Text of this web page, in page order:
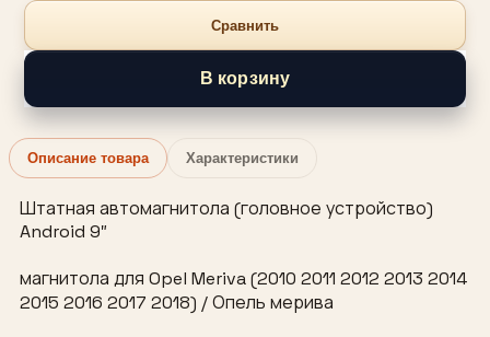
Сравнить
В корзину
Описание товара Характеристики
Штатная автомагнитола (головное устройство)
Android 9″
магнитола для Opel Meriva (2010 2011 2012 2013 2014
2015 2016 2017 2018) / Опель мерива